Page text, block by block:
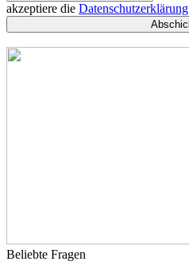
akzeptiere die Datenschutzerklärung
Beliebte Fragen